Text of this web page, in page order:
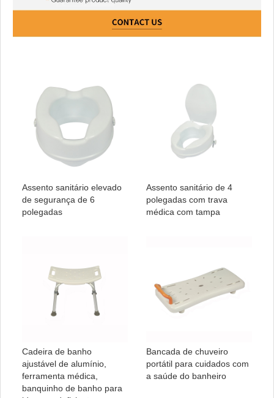
Assento sanitário elevado
de segurança de 6
polegadas
Assento sanitário de 4
polegadas com trava
médica com tampa
Cadeira de banho
ajustável de alumínio,
ferramenta médica,
banquinho de banho para
Bancada de chuveiro
portátil para cuidados com
a saúde do banheiro